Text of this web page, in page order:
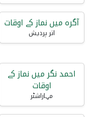
آگرہ میں نماز کے اوقات
اتر پردیش
احمد نگر میں نماز کے
اوقات
مہاراشٹر